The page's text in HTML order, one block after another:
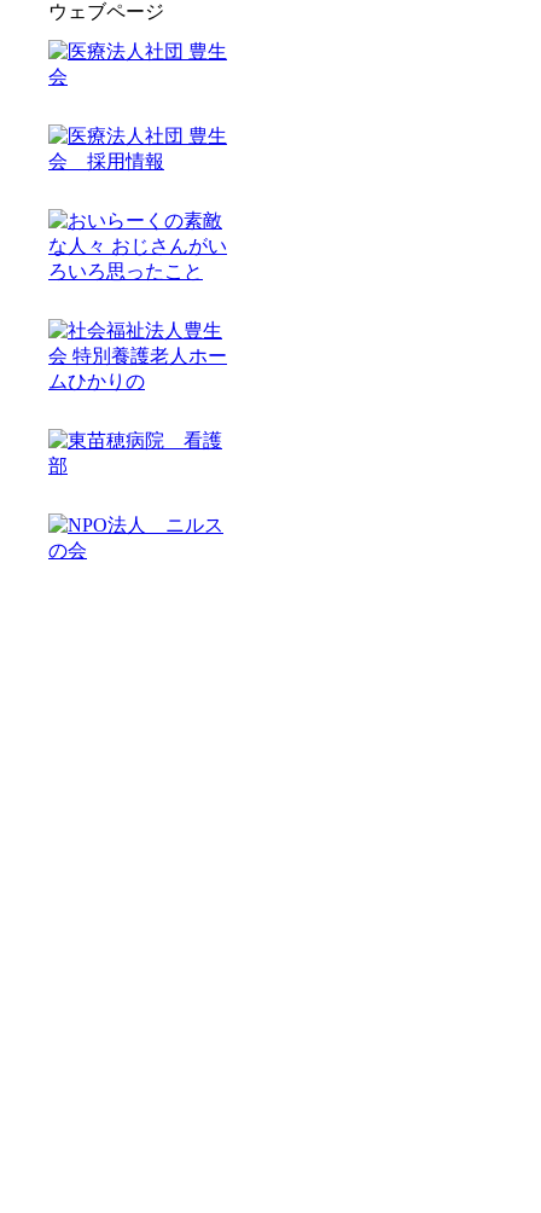
ウェブページ